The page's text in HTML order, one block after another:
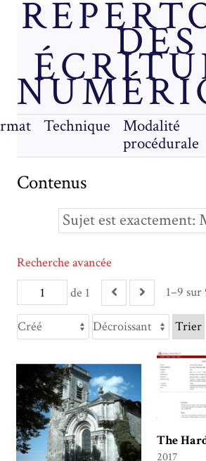
DES
Technique
Modalité
procédurale
Contenus
Sujet est exactement
de 1 1–9 sur
Recherche avancée
Trier
The
2017